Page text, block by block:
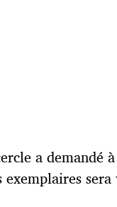
a demandé